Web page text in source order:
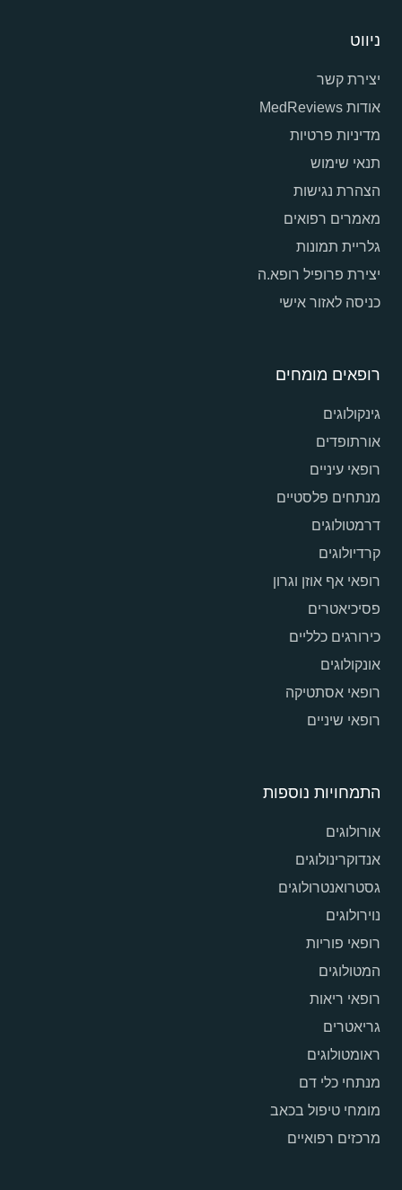
ניווט
יצירת קשר
אודות MedReviews
מדיניות פרטיות
תנאי שימוש
הצהרת נגישות
מאמרים רפואים
גלריית תמונות
יצירת פרופיל רופא.ה
כניסה לאזור אישי
רופאים מומחים
גינקולוגים
אורתופדים
רופאי עיניים
מנתחים פלסטיים
דרמטולוגים
קרדיולוגים
רופאי אף אוזן וגרון
פסיכיאטרים
כירורגים כלליים
אונקולוגים
רופאי אסתטיקה
רופאי שיניים
התמחויות נוספות
אורולוגים
אנדוקרינולוגים
גסטרואנטרולוגים
נוירולוגים
רופאי פוריות
המטולוגים
רופאי ריאות
גריאטרים
ראומטולוגים
מנתחי כלי דם
מומחי טיפול בכאב
מרכזים רפואיים